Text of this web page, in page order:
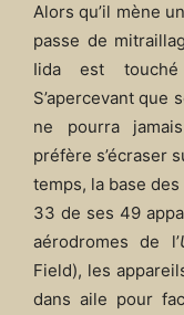
Alors qu’il mène
passe de
Iida est
S’apercevant que
ne pourra
préfère s’écraser
temps, la base
33 de ses 49
aérodromes de l’
Field), les
dans aile pour